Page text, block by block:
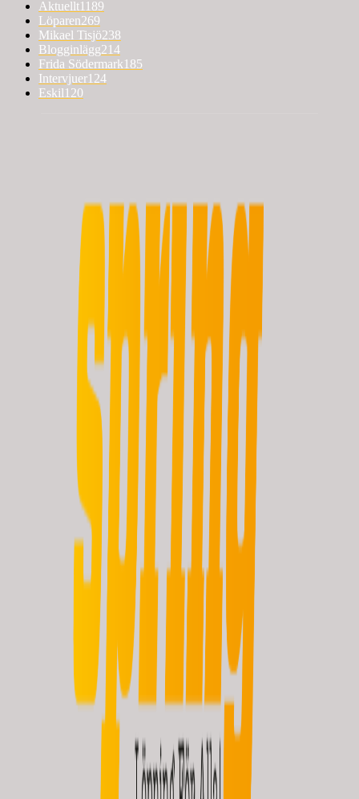
Aktuellt1189
Löparen269
Mikael Tisjö238
Blogginlägg214
Frida Södermark185
Intervjuer124
Eskil120